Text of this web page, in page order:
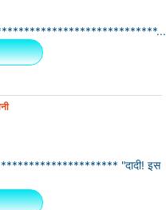
"दादी! इस